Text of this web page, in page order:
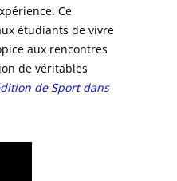
Ce
étudiants de vivre
aux rencontres
de véritables
de Sport dans